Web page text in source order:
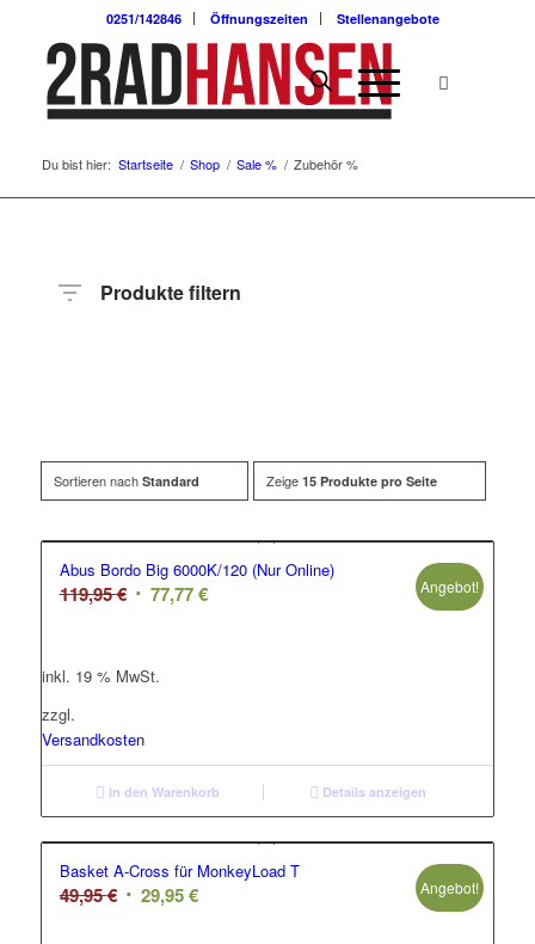
0251/142846 Öffnungszeiten Stellenangebote
Du bist hier: Startseite / Shop / Sale % / Zubehör %
Produkte filtern
Sortieren nach Standard Zeige 15 Produkte pro Seite
Abus Bordo Big 6000K/120 (Nur Online)
119,95€ Ursprünglicher
119,95 €
77,77€Aktueller
Angebot!
inkl. 19 % MwSt.
zzgl.
Versandkosten
In den Warenkorb Details anzeigen
Basket A-Cross für MonkeyLoad T
49,95€ Ursprünglicher
29,95€Aktueller
Angebot!